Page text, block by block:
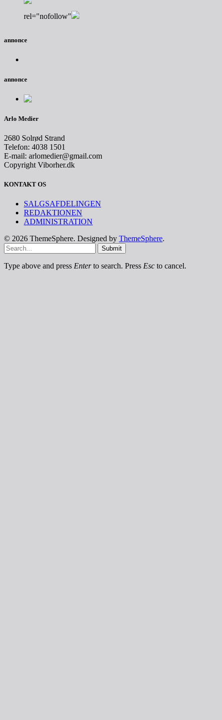
rel="nofollow"
annonce
annonce
Arlo Medier
2680 Solrød Strand
Telefon: 4038 1501
E-mail: arlomedier@gmail.com
Copyright Viborher.dk
KONTAKT OS
SALGSAFDELINGEN
REDAKTIONEN
ADMINISTRATION
© 2026 ThemeSphere. Designed by ThemeSphere.
Submit
Type above and press Enterto search. Press Esc to cancel.